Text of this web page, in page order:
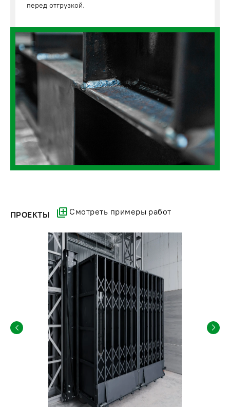
перед отгрузкой.
ПРОЕКТЫ Смотреть примеры работ